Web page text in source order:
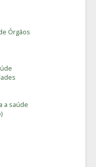
Órgãos
a saúde